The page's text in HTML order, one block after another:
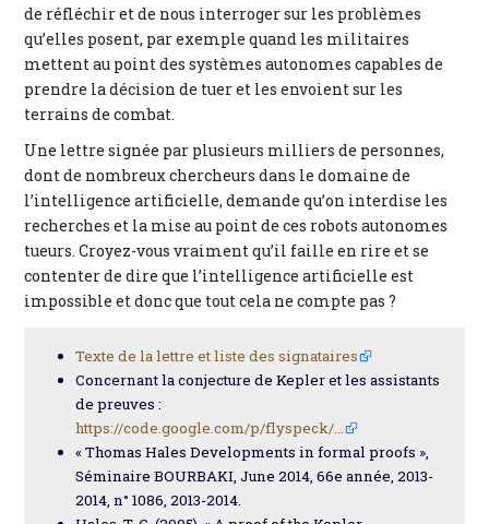
de réfléchir et de nous interroger sur les problèmes
qu’elles posent, par exemple quand les militaires
mettent au point des systèmes autonomes capables de
prendre la décision de tuer et les envoient sur les
terrains de combat.
Une lettre signée par plusieurs milliers de personnes,
dont de nombreux chercheurs dans le domaine de
l’intelligence artificielle, demande qu’on interdise les
recherches et la mise au point de ces robots autonomes
tueurs. Croyez-vous vraiment qu’il faille en rire et se
contenter de dire que l’intelligence artificielle est
impossible et donc que tout cela ne compte pas ?
Texte de la lettre et liste des signataires
Concernant la conjecture de Kepler et les assistants
de preuves :
https://code.google.com/p/flyspeck/...
« Thomas Hales Developments in formal proofs »,
Séminaire BOURBAKI, June 2014, 66e année, 2013-
2014, n° 1086, 2013-2014.